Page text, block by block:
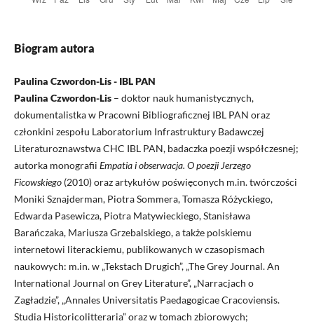
Biogram autora
Paulina Czwordon-Lis - IBL PAN
Paulina Czwordon-Lis– doktor nauk humanistycznych,
dokumentalistka w Pracowni Bibliograficznej IBL PAN oraz
członkini zespołu Laboratorium Infrastruktury Badawczej
Literaturoznawstwa CHC IBL PAN, badaczka poezji współczesnej;
autorka monografii Empatia i obserwacja. O poezji Jerzego
Ficowskiego(2010) oraz artykułów poświęconych m.in. twórczości
Moniki Sznajderman, Piotra Sommera, Tomasza Różyckiego,
Edwarda Pasewicza, Piotra Matywieckiego, Stanisława
Barańczaka, Mariusza Grzebalskiego, a także polskiemu
internetowi literackiemu, publikowanych w czasopismach
naukowych: m.in. w „Tekstach Drugich”, „The Grey Journal. An
International Journal on Grey Literature”, „Narracjach o
Zagładzie”, „Annales Universitatis Paedagogicae Cracoviensis.
Studia Historicolitteraria” oraz w tomach zbiorowych;